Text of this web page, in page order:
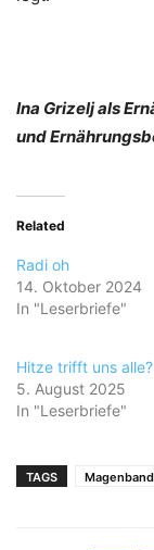
Ina Grizelj als
und
Related
Radi oh
14. Oktober 2024
In "Leserbriefe"
Hitze trifft uns alle?
5. August 2025
In "Leserbriefe"
TAGS Magenband